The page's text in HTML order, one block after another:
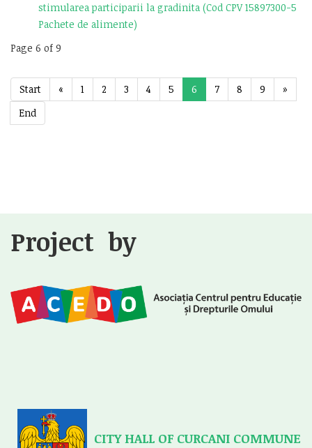
stimularea participarii la gradinita (Cod CPV 15897300-5
Pachete de alimente)
Page 6 of 9
Start « 1 2 3 4 5 6 7 8 9
»
End
Project by
CITY HALL OF CURCANI COMMUNE